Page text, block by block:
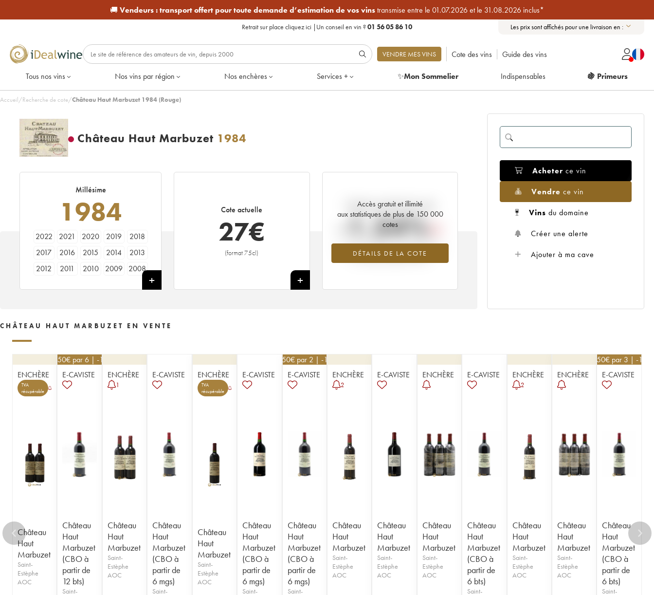
🚚 Vendeurs :transport offert pour toute demande d’estimation de vos vinstransmise entre le 01.07.2026 et le 31.08.2026 inclus*
Retrait sur place cliquez ici | Un conseil en vin ?01 56 05 86 10 Les prix sont affichés pour une livraison en :
VENDRE MES VINS Cote des vins Guide des vins
Tous nos vins Nos vins par région Nos enchères Services + ✨Mon Sommelier Indispensables 🍇 Primeurs
Accueil/Recherche de cote/Château Haut Marbuzet 1984 (Rouge)
Château Haut Marbuzet 1984
Millésime
1984
2022 2021 2020 2019
2018
2017
2016 2015 2014
2013
2012
2011 2010 2009
2008
1982
1981 1980 1979
1978
1977
1976 1974
1972
Cote actuelle
27€
(format 75cl)
+
Accès gratuit et illimité
aux statistiques de plus de 150 000
cotes
DÉTAILS DE LA COTE
Tendance actuelle de la cote
-1.34%
Tendance à la baisse du millésime 1984
en 2026 par rapport à 2025
Acheter ce vin
Vendre ce vin
Vins du domaine
Créer une alerte
Ajouter à ma cave
CHÂTEAU HAUT MARBUZET EN VENTE
ENCHÈRE
TVA
récupérable
Château
Haut
Marbuzet
Saint-
Estèphe
AOC
40,50€ par 6 | -10%
E-CAVISTE
Château
Haut
Marbuzet
(CBO à
partir de
12 bts)
Saint-
ENCHÈRE
1
Château
Haut
Marbuzet
Saint-
Estèphe
AOC
E-CAVISTE
Château
Haut
Marbuzet
(CBO à
partir de
6 mgs)
Saint-
ENCHÈRE
TVA
récupérable
Château
Haut
Marbuzet
Saint-
Estèphe
AOC
E-CAVISTE
Château
Haut
Marbuzet
(CBO à
partir de
6 mgs)
Saint-
76,50€ par 2 | -10%
E-CAVISTE
Château
Haut
Marbuzet
(CBO à
partir de
6 mgs)
Saint-
ENCHÈRE
2
Château
Haut
Marbuzet
Saint-
Estèphe
AOC
E-CAVISTE
Château
Haut
Marbuzet
Saint-
Estèphe
AOC
ENCHÈRE
Château
Haut
Marbuzet
Saint-
Estèphe
AOC
E-CAVISTE
Château
Haut
Marbuzet
(CBO à
partir de
6 bts)
Saint-
ENCHÈRE
2
Château
Haut
Marbuzet
Saint-
Estèphe
AOC
ENCHÈRE
Château
Haut
Marbuzet
Saint-
Estèphe
AOC
76,50€ par 3 | -10%
E-CAVISTE
Château
Haut
Marbuzet
(CBO à
partir de
6 bts)
Saint-